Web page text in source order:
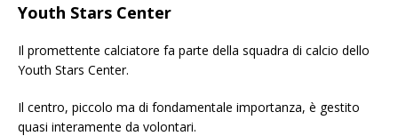
Youth Stars Center
Il promettente calciatore fa parte della squadra di calcio dello
Youth Stars Center.
Il centro, piccolo ma di fondamentale importanza, è gestito
quasi interamente da volontari.